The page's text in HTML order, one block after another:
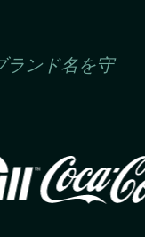
ンド名を守